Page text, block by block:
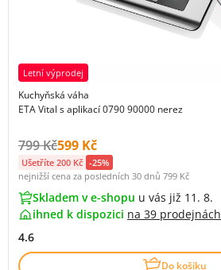
Letní výprodej
Kuchyňská váha
ETA Vital s aplikací 0790 90000 nerez
Původní cena s DPH:
799 KčCena s DPH:
599 Kč
Ušetříte 200 Kč -25%
nejnižší cena za posledních 30 dnů 799 Kč
Skladem v e-shopu u vás již 11. 8.
ihned k dispozici na 39 prodejnách
4.6
Do košíku